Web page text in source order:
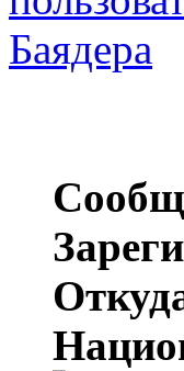
Баядера